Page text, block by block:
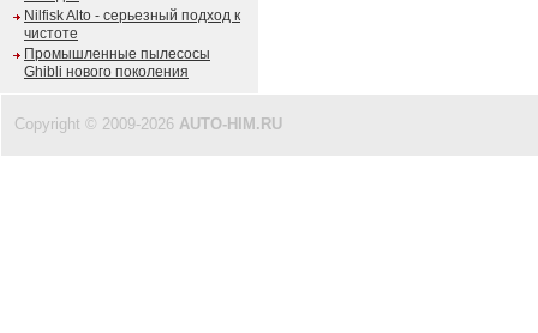
Nilfisk Alto - серьезный подход к
чистоте
Промышленные пылесосы
Ghibli нового поколения
Copyright © 2009-2026 AUTO-HIM.RU